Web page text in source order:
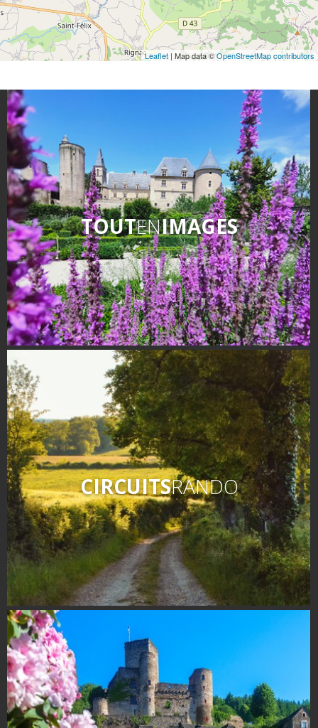
Leaflet | Map data ©OpenStreetMap contributors
TOUTENIMAGES
CIRCUITSRANDO